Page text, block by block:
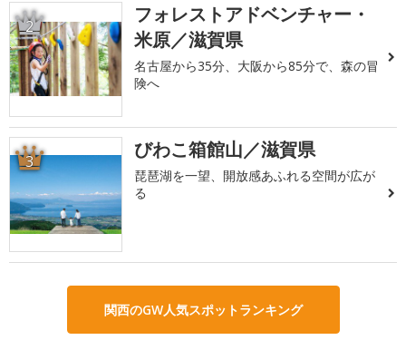
2
フォレストアドベンチャー・
米原／滋賀県
名古屋から35分、大阪から85分で、森の冒
険へ
3 びわこ箱館山／滋賀県
琵琶湖を一望、開放感あふれる空間が広が
る
関西のGW人気スポットランキング